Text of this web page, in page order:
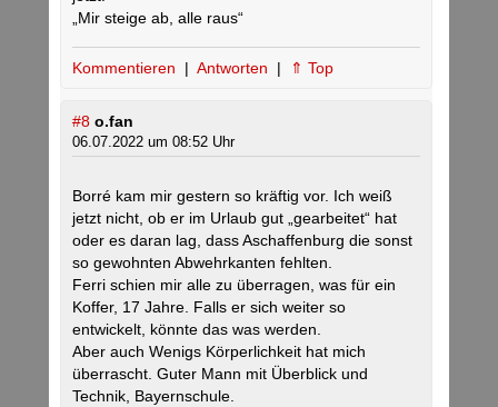
„Mir steige ab, alle raus“
Kommentieren | Antworten | ⇑ Top
#8 o.fan
06.07.2022 um 08:52 Uhr
Borré kam mir gestern so kräftig vor. Ich weiß
jetzt nicht, ob er im Urlaub gut „gearbeitet“ hat
oder es daran lag, dass Aschaffenburg die sonst
so gewohnten Abwehrkanten fehlten.
Ferri schien mir alle zu überragen, was für ein
Koffer, 17 Jahre. Falls er sich weiter so
entwickelt, könnte das was werden.
Aber auch Wenigs Körperlichkeit hat mich
überrascht. Guter Mann mit Überblick und
Technik, Bayernschule.